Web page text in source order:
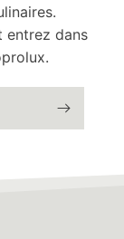
entrez dans